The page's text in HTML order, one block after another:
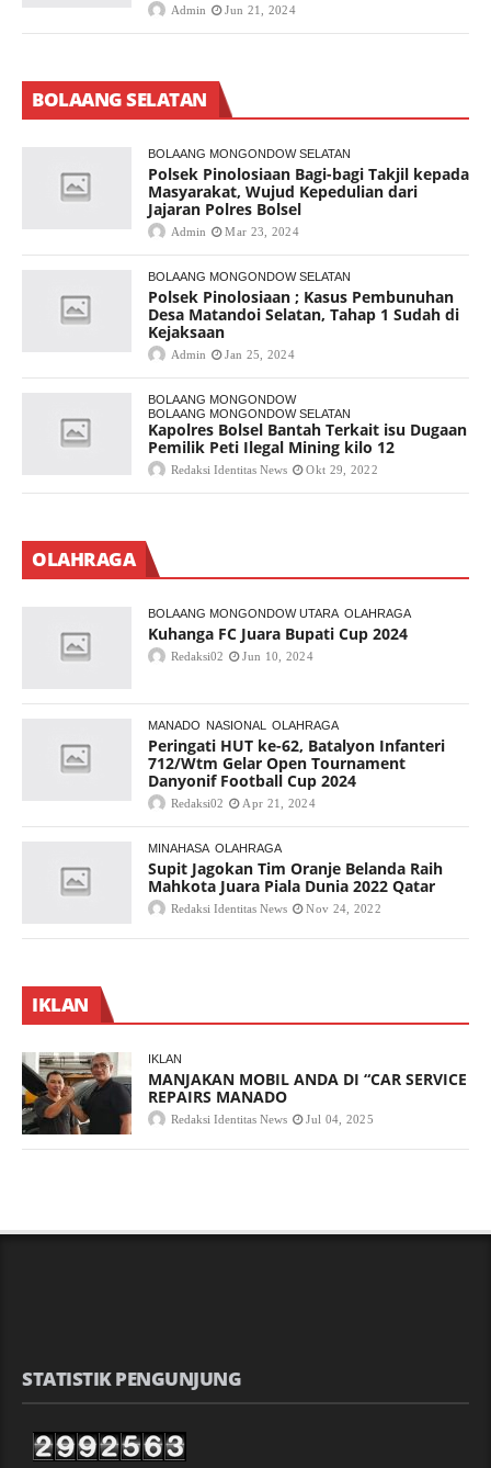
Admin Jun 21, 2024
BOLAANG SELATAN
BOLAANG MONGONDOW SELATAN
Polsek Pinolosiaan Bagi-bagi Takjil kepada
Masyarakat, Wujud Kepedulian dari
Jajaran Polres Bolsel
Admin Mar 23, 2024
BOLAANG MONGONDOW SELATAN
Polsek Pinolosiaan ; Kasus Pembunuhan
Desa Matandoi Selatan, Tahap 1 Sudah di
Kejaksaan
Admin Jan 25, 2024
BOLAANG MONGONDOW
BOLAANG MONGONDOW SELATAN
Kapolres Bolsel Bantah Terkait isu Dugaan
Pemilik Peti Ilegal Mining kilo 12
Redaksi Identitas News Okt 29, 2022
OLAHRAGA
BOLAANG MONGONDOW UTARA OLAHRAGA
Kuhanga FC Juara Bupati Cup 2024
Redaksi02 Jun 10, 2024
MANADO NASIONAL OLAHRAGA
Peringati HUT ke-62, Batalyon Infanteri
712/Wtm Gelar Open Tournament
Danyonif Football Cup 2024
Redaksi02 Apr 21, 2024
MINAHASA OLAHRAGA
Supit Jagokan Tim Oranje Belanda Raih
Mahkota Juara Piala Dunia 2022 Qatar
Redaksi Identitas News Nov 24, 2022
IKLAN
IKLAN
MANJAKAN MOBIL ANDA DI “CAR SERVICE
REPAIRS MANADO
Redaksi Identitas News Jul 04, 2025
STATISTIK PENGUNJUNG